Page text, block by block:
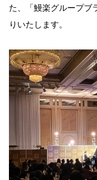
た、「鰻楽グループブ
りいたします。